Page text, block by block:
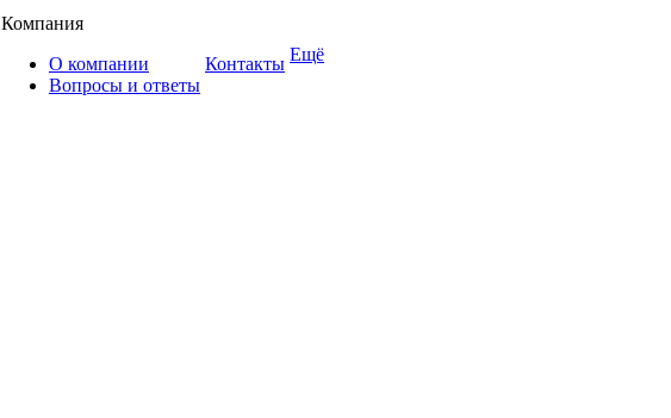
Компания
О компании
Вопросы и ответы
Контакты Ещё